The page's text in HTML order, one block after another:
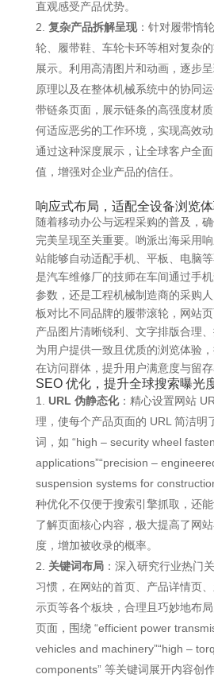
直观感受产品优势。
复杂产品拆解呈现：针对履带惰
轮、履带鞋、车轮卡环等相对复杂
展示。利用高清图片和动画，逐步
原理以及在整体机械系统中的协同
带链条页面，展示链条的高强度材
何适应恶劣的工作环境，实现高效动
通过这种深度展示，让全球客户全
值，增强对企业产品的信任。
响应式布局，适配全设备浏览
随着移动办公与远程采购的普及，
完美呈现至关重要。哟派出海采用
站能够自动适配手机、平板、电脑
是汽车维修厂的技师在车间通过手
参数，还是工程机械制造商的采购
板对比不同品牌的履带滚轮，网站
产品图片清晰锐利、文字排版合理
为用户提供一致且优质的浏览体验
在访问群体，提升用户满意度与留存
SEO 优化，提升全球搜索曝光
URL 伪静态化：精心设置网站
理，使每个产品页面的 URL 简洁明
词，如 “high – security wheel
applications”“precision –
suspension systems for
种优化不仅便于搜索引擎抓取，还
了解页面核心内容，极大提高了网
度，增加被收录的概率。
关键词布局：深入研究行业热门
习惯，在网站的首页、产品详情页
示页等各个板块，合理且巧妙地布
页面，围绕 “efficient power
vehicles and machinery”“high –
components” 等关键词展开内容创